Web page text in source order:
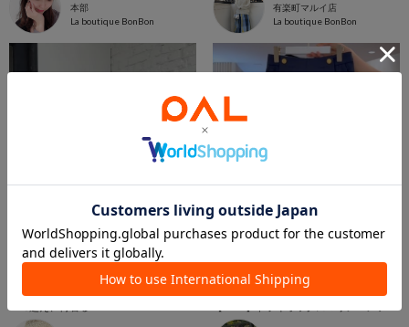
本部
La boutique BonBon
有楽町マルイ店
La boutique BonBon
2026.07.26